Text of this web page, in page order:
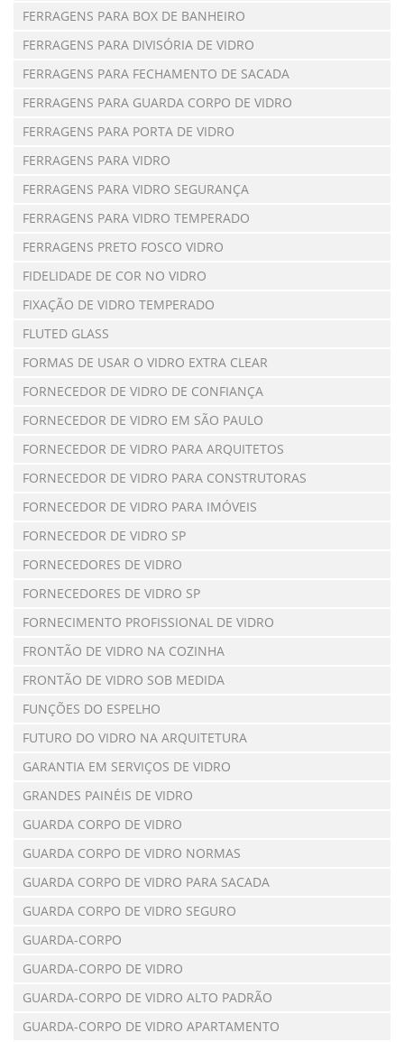
FERRAGENS PARA BOX DE BANHEIRO
FERRAGENS PARA DIVISÓRIA DE VIDRO
FERRAGENS PARA FECHAMENTO DE SACADA
FERRAGENS PARA GUARDA CORPO DE VIDRO
FERRAGENS PARA PORTA DE VIDRO
FERRAGENS PARA VIDRO
FERRAGENS PARA VIDRO SEGURANÇA
FERRAGENS PARA VIDRO TEMPERADO
FERRAGENS PRETO FOSCO VIDRO
FIDELIDADE DE COR NO VIDRO
FIXAÇÃO DE VIDRO TEMPERADO
FLUTED GLASS
FORMAS DE USAR O VIDRO EXTRA CLEAR
FORNECEDOR DE VIDRO DE CONFIANÇA
FORNECEDOR DE VIDRO EM SÃO PAULO
FORNECEDOR DE VIDRO PARA ARQUITETOS
FORNECEDOR DE VIDRO PARA CONSTRUTORAS
FORNECEDOR DE VIDRO PARA IMÓVEIS
FORNECEDOR DE VIDRO SP
FORNECEDORES DE VIDRO
FORNECEDORES DE VIDRO SP
FORNECIMENTO PROFISSIONAL DE VIDRO
FRONTÃO DE VIDRO NA COZINHA
FRONTÃO DE VIDRO SOB MEDIDA
FUNÇÕES DO ESPELHO
FUTURO DO VIDRO NA ARQUITETURA
GARANTIA EM SERVIÇOS DE VIDRO
GRANDES PAINÉIS DE VIDRO
GUARDA CORPO DE VIDRO
GUARDA CORPO DE VIDRO NORMAS
GUARDA CORPO DE VIDRO PARA SACADA
GUARDA CORPO DE VIDRO SEGURO
GUARDA-CORPO
GUARDA-CORPO DE VIDRO
GUARDA-CORPO DE VIDRO ALTO PADRÃO
GUARDA-CORPO DE VIDRO APARTAMENTO